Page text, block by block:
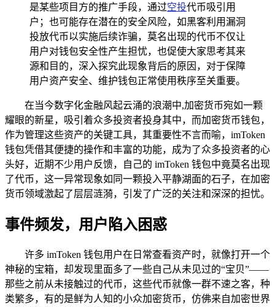
是某些项目方的推广手段，通过空投代币吸引用
户；也可能存在潜在的安全风险，如黑客利用漏洞
投放代币以实施后续诈骗，莫名出现的代币不仅让
用户对钱包安全性产生担忧，也促使大家思考其来
源和目的，深入探究此现象背后的原因，对于保障
用户资产安全、维护钱包正常使用秩序至关重要。
在当今数字化金融风起云涌的浪潮中,加密货币宛如一颗
耀眼的新星，吸引着众多投资者投身其中，而加密货币钱包，
作为管理这些资产的关键工具，其重要性不言而喻，imToken
钱包凭借其便捷的操作和丰富的功能，成为了众多投资者的心
头好，近期不少用户反馈，自己的 imToken 钱包中竟莫名出现
了代币，这一异常现象如同一颗投入平静湖面的石子，在加密
货币领域激起了层层涟漪，引发了广泛的关注和深深的担忧。
事件频发，用户陷入困惑
许多 imToken 钱包用户在日常查看资产时，就像打开一个
神秘的宝箱，却发现里面多了一些自己从未见过的“宝贝”——
那些之前从未接触过的代币，这些代币就像一群不速之客，种
类繁多，有的是鲜为人知的小众加密货币，仿佛来自加密世界